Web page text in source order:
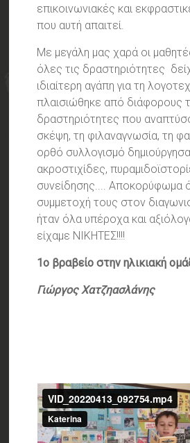
επικοινωνιακές και
που αυτή απαιτεί.
Με μεγάλη μας χαρά οι
όλες τις δραστηριότητες
ιδιαίτερη αγάπη για τη
πλαισιώθηκε από διάφορους
δραστηριότητες που
σκέψη, τη φιλαναγνωσία, τη
ορθό συλλογισμό
ακροστιχίδες,
συνείδησης.... Αποκορύφωμα
συμμετοχή τους στον
ήταν όλα υπέροχα και
είχαμε ΝΙΚΗΤΕΣ!!!!
1ο βραβείο στην ηλικιακή
Γιώργος Χατζηασλάνης